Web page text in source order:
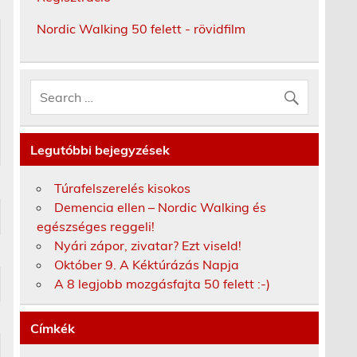
Nordic Walking 50 felett - rövidfilm
Legutóbbi bejegyzések
Túrafelszerelés kisokos
Demencia ellen – Nordic Walking és
egészséges reggeli!
Nyári zápor, zivatar? Ezt viseld!
Október 9. A Kéktúrázás Napja
A 8 legjobb mozgásfajta 50 felett :-)
Címkék